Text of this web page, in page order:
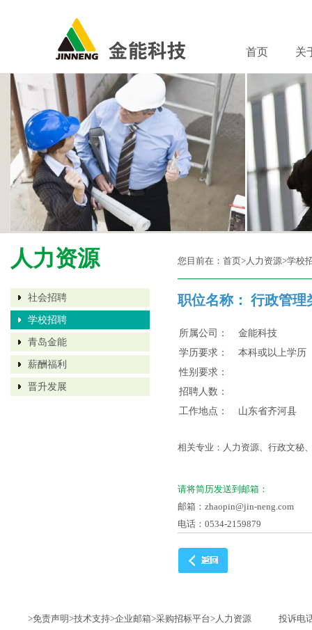
首页 关
人力资源
社会招聘
学校招聘
青岛金能
薪酬福利
晋升发展
您目前在： 首页>人力资源>学校
职位名称： 行政管理
所属公司：
金能科技
学历要求：
本科或以上学历
性别要求：
招聘人数：
工作地点：
山东省齐河县
相关专业：人力资源、行政文秘
请将简历发送到邮箱：
邮箱：zhaopin@jin-neng.com
电话：0534-2159879
>免责声明>技术支持>企业邮箱>采购招标平台>人力资源 投诉电话：